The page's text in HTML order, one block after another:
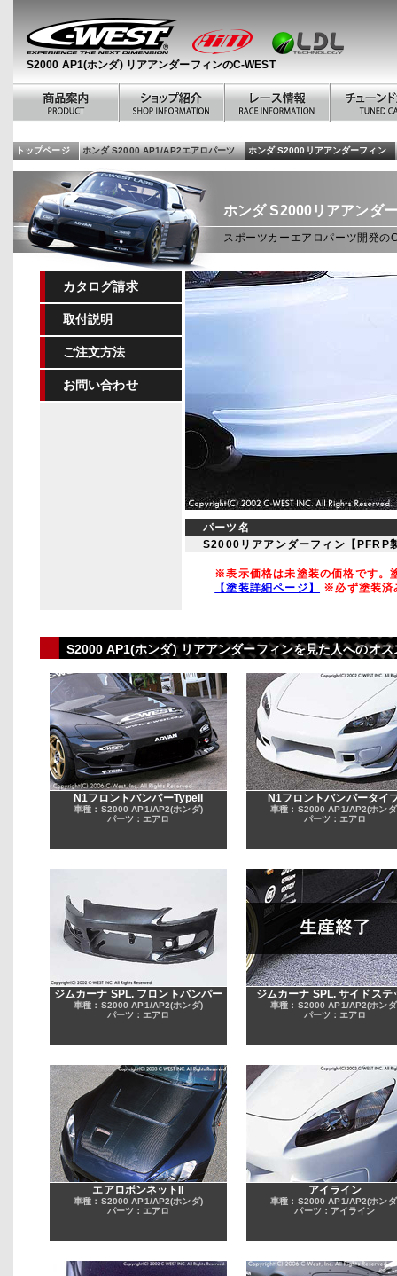
S2000 AP1(ホンダ) リアアンダーフィンのC-WEST
トップページ ホンダ S2000 AP1/AP2エアロパーツ ホンダ S2000リアアンダーフィン
ホンダS2000リアアンダ
スポーツカーエアロパーツ開発
カタログ請求
取付説明
ご注文方法
お問い合わせ
パーツ名
S2000リアアンダーフィン【PFRP
※表示価格は未塗装の価格です。
【塗装詳細ページ】
※必ず塗装済
S2000 AP1(ホンダ) リアアンダーフィンを見た人へのオ
N1フロントバンパーTypeII
車種：S2000 AP1/AP2(ホンダ)
パーツ：エアロ
N1フロントバンパータイ
車種：S2000 AP1/AP2(ホン
パーツ：エアロ
ジムカーナ SPL. フロントバンパー
車種：S2000 AP1/AP2(ホンダ)
パーツ：エアロ
ジムカーナ SPL. サイドステ
車種：S2000 AP1/AP2(ホン
パーツ：エアロ
エアロボンネットII
車種：S2000 AP1/AP2(ホンダ)
パーツ：エアロ
アイライン
車種：S2000 AP1/AP2(ホン
パーツ：アイライン